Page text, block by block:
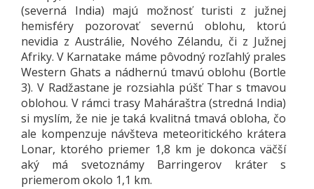
(severná India) majú možnosť turisti z južnej
hemisféry pozorovať severnú oblohu, ktorú
nevidia z Austrálie, Nového Zélandu, či z Južnej
Afriky. V Karnatake máme pôvodný rozľahlý prales
Western Ghats a nádhernú tmavú oblohu (Bortle
3). V Radžastane je rozsiahla púšť Thar s tmavou
oblohou. V rámci trasy Maháraštra (stredná India)
si myslím, že nie je taká kvalitná tmavá obloha, čo
ale kompenzuje návšteva meteoritického krátera
Lonar, ktorého priemer 1,8 km je dokonca väčší
aký má svetoznámy Barringerov kráter s
priemerom okolo 1,1 km.